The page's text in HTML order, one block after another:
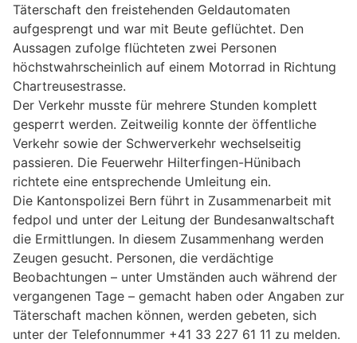
Täterschaft den freistehenden Geldautomaten
aufgesprengt und war mit Beute geflüchtet. Den
Aussagen zufolge flüchteten zwei Personen
höchstwahrscheinlich auf einem Motorrad in Richtung
Chartreusestrasse.
Der Verkehr musste für mehrere Stunden komplett
gesperrt werden. Zeitweilig konnte der öffentliche
Verkehr sowie der Schwerverkehr wechselseitig
passieren. Die Feuerwehr Hilterfingen-Hünibach
richtete eine entsprechende Umleitung ein.
Die Kantonspolizei Bern führt in Zusammenarbeit mit
fedpol und unter der Leitung der Bundesanwaltschaft
die Ermittlungen. In diesem Zusammenhang werden
Zeugen gesucht. Personen, die verdächtige
Beobachtungen – unter Umständen auch während der
vergangenen Tage – gemacht haben oder Angaben zur
Täterschaft machen können, werden gebeten, sich
unter der Telefonnummer +41 33 227 61 11 zu melden.